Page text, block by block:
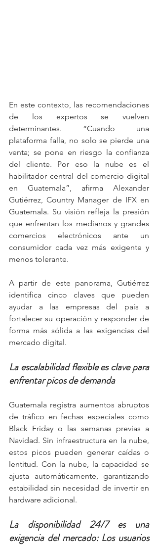
En este contexto, las recomendaciones
de los expertos se vuelven
determinantes. “Cuando una
plataforma falla, no solo se pierde una
venta; se pone en riesgo la confianza
del cliente. Por eso la nube es el
habilitador central del comercio digital
en Guatemala”, afirma Alexander
Gutiérrez, Country Manager de IFX en
Guatemala. Su visión refleja la presión
que enfrentan los medianos y grandes
comercios electrónicos ante un
consumidor cada vez más exigente y
menos tolerante.
A partir de este panorama, Gutiérrez
identifica cinco claves que pueden
ayudar a las empresas del país a
fortalecer su operación y responder de
forma más sólida a las exigencias del
mercado digital.
La escalabilidad flexible es clave para
enfrentar picos de demanda
Guatemala registra aumentos abruptos
de tráfico en fechas especiales como
Black Friday o las semanas previas a
Navidad. Sin infraestructura en la nube,
estos picos pueden generar caídas o
lentitud. Con la nube, la capacidad se
ajusta automáticamente, garantizando
estabilidad sin necesidad de invertir en
hardware adicional.
La disponibilidad 24/7 es una
exigencia del mercado: Los usuarios